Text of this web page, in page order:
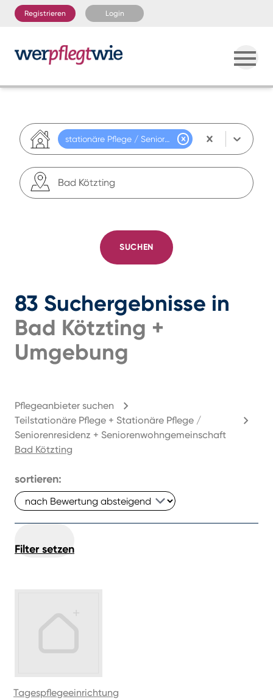
Registrieren Login
stationäre Pflege / Seniorenresidenz
SUCHEN
83 Suchergebnisse in
Bad Kötzting +
Umgebung
Pflegeanbieter suchen
Teilstationäre Pflege + Stationäre Pflege /
Seniorenresidenz + Seniorenwohngemeinschaft
Bad Kötzting
sortieren:
Filter setzen
Tagespflegeeinrichtung